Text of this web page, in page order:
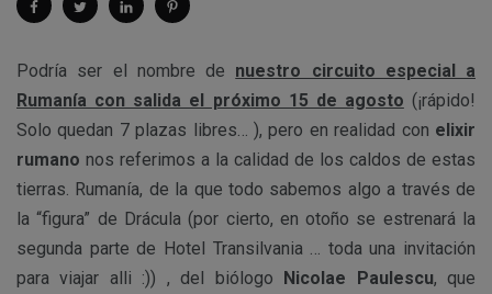
Podría ser el nombre de nuestro circuito especial a
Rumanía con salida el próximo 15 de agosto (¡rápido!
Solo quedan 7 plazas libres… ), pero en realidad con elixir
rumano nos referimos a la calidad de los caldos de estas
tierras. Rumanía, de la que todo sabemos algo a través de
la “figura” de Drácula (por cierto, en otoño se estrenará la
segunda parte de Hotel Transilvania … toda una invitación
para viajar alli :)) , del biólogo Nicolae Paulescu, que